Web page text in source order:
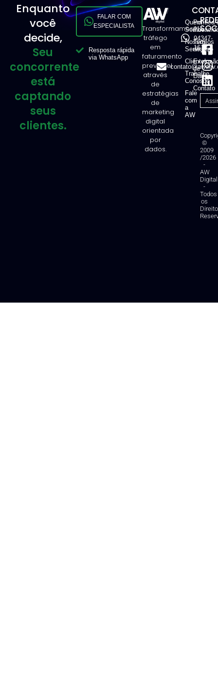
Enquanto
você
decide,
Seu
concorrente
está
captando
seus
clientes.
FALAR COM
ESPECIALISTA
Resposta rápida
via WhatsApp
Transformamos
tráfego
em
faturamento
previsível
através
de
estratégias
de
marketing
digital
orientada
por
dados.
Quem
Somos
Nossos
Serviços
Clientes
Trabalhe
Conosco
Fale
com
a
AW
Política
Termos
de Uso
de
Dados
Contato
11
94347-
1616
©
2009
/2026
-
AW
Digital
-
Todos
os